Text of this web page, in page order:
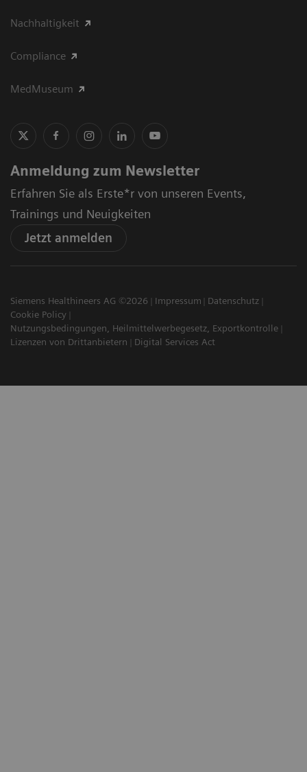
Nachhaltigkeit
Compliance
MedMuseum
Anmeldung zum Newsletter
Erfahren Sie als Erste*r von unseren Events,
Trainings und Neuigkeiten
Jetzt anmelden
Siemens Healthineers AG ©2026 Impressum
Datenschutz
Cookie Policy
Nutzungsbedingungen, Heilmittelwerbegesetz, Exportkontrolle
Lizenzen von Drittanbietern
Digital Services Act